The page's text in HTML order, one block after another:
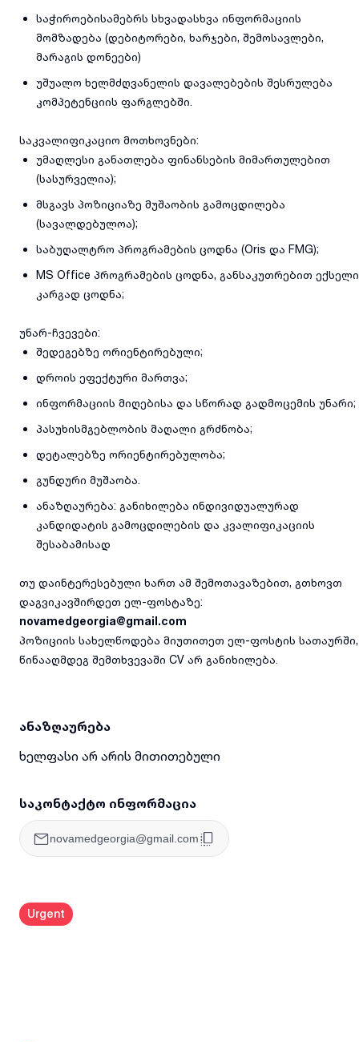
საჭიროებისამებრს სხვადასხვა ინფორმაციის
მომზადება (დებიტორები, ხარჯები, შემოსავლები,
მარაგის დონეები)
უშუალო ხელმძღვანელის დავალებების შესრულება
კომპეტენციის ფარგლებში.
საკვალიფიკაციო მოთხოვნები:
უმაღლესი განათლება ფინანსების მიმართულებით
(სასურველია);
მსგავს პოზიციაზე მუშაობის გამოცდილება
(სავალდებულოა);
საბუღალტრო პროგრამების ცოდნა (Oris და FMG);
MS Office პროგრამების ცოდნა, განსაკუთრებით
კარგად ცოდნა;
უნარ-ჩვევები:
შედეგებზე ორიენტირებული;
დროის ეფექტური მართვა;
ინფორმაციის მიღებისა და სწორად გადმოცემის უნარი;
პასუხისმგებლობის მაღალი გრძნობა;
დეტალებზე ორიენტირებულობა;
გუნდური მუშაობა.
ანაზღაურება: განიხილება ინდივიდუალურად
კანდიდატის გამოცდილების და კვალიფიკაციის
შესაბამისად
თუ დაინტერესებული ხართ ამ შემოთავაზებით, გთხოვთ
დაგვიკავშირდეთ ელ-ფოსტაზე:
novamedgeorgia@gmail.com
პოზიციის სახელწოდება მიუთითეთ ელ-ფოსტის სათაურში,
წინააღმდეგ შემთხვევაში CV არ განიხილება.
ანაზღაურება
ხელფასი არ არის მითითებული
საკონტაქტო ინფორმაცია
novamedgeorgia@gmail.com
Urgent